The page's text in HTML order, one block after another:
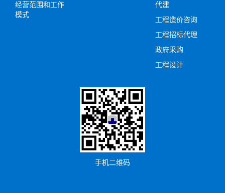
经营范围和工作
模式
代建
工程造价咨询
工程招标代理
政府采购
工程设计
手机二维码